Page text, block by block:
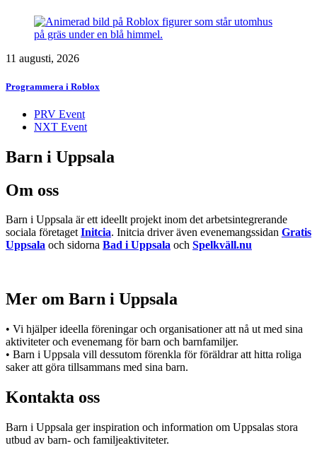
11 augusti, 2026
Programmera i Roblox
PRV Event
NXT Event
Barn i Uppsala
Om oss
Barn i Uppsala är ett ideellt projekt inom det arbetsintegrerande
sociala företagetInitcia. Initcia driver även evenemangssidan Gratis
Uppsala och sidorna Bad i Uppsala och Spelkväll.nu
Mer om Barn i Uppsala
• Vi hjälper ideella föreningar och organisationer att nå ut med sina
aktiviteter och evenemang för barn och barnfamiljer.
• Barn i Uppsala vill dessutom förenkla för föräldrar att hitta roliga
saker att göra tillsammans med sina barn.
Kontakta oss
Barn i Uppsala ger inspiration och information om Uppsalas stora
utbud av barn- och familjeaktiviteter.